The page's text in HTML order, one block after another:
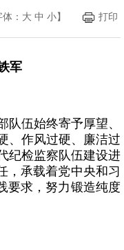
体： 大 中 小】 打印
军
伍始终寄予厚望、
、作风过硬、廉洁过
纪检监察队伍建设进
，承载着党中央和习
要求，努力锻造纯度